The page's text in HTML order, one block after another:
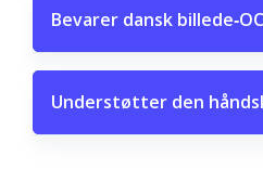
Bevarer dansk
Understøtter den